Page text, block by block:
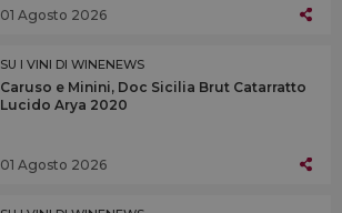
01 Agosto 2026
SU I VINI DI WINENEWS
Caruso e Minini, Doc Sicilia Brut Catarratto
Lucido Arya 2020
01 Agosto 2026